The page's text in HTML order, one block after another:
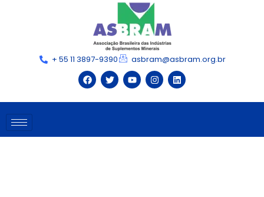
+ 55 11 3897-9390 asbram@asbram.org.br